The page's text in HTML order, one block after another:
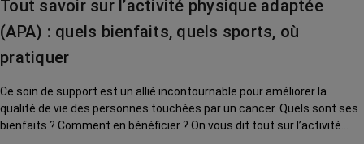
Tout savoir sur l’activité physique adaptée
(APA) : quels bienfaits, quels sports, où
pratiquer
Ce soin de support est un allié incontournable pour améliorer la
qualité de vie des personnes touchées par un cancer. Quels sont ses
bienfaits ? Comment en bénéficier ? On vous dit tout sur l’activité